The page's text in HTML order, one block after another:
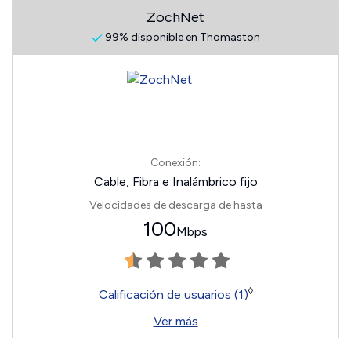
ZochNet
99% disponible en Thomaston
Conexión:
Cable, Fibra e Inalámbrico fijo
Velocidades de descarga de hasta
100Mbps
Calificación de usuarios (1)◊
Ver más